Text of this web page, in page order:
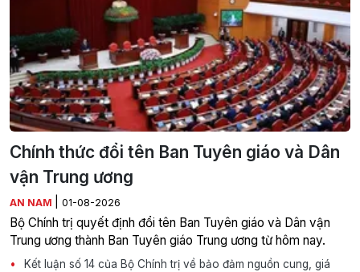
Chính thức đổi tên Ban Tuyên giáo và Dân
vận Trung ương
AN NAM 01-08-2026
Bộ Chính trị quyết định đổi tên Ban Tuyên giáo và Dân vận
Trung ương thành Ban Tuyên giáo Trung ương từ hôm nay.
Kết luận số 14 của Bộ Chính trị về bảo đảm nguồn cung, giá